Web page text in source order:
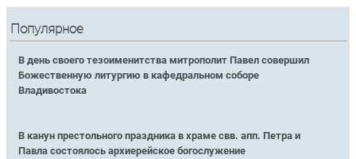
Популярное
В день своего тезоименитства митрополит Павел совершил
Божественную литургию в кафедральном соборе
Владивостока
В канун престольного праздника в храме свв. апп. Петра и
Павла состоялось архиерейское богослужение